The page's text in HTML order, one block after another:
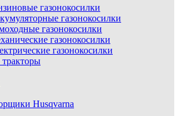
газонокосилки
газонокосилки
газонокосилки
газонокосилки
газонокосилки
Husqvarna